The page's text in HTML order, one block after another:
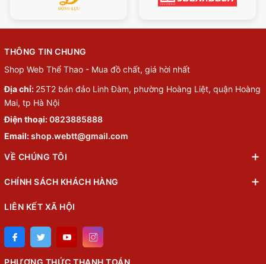
THÔNG TIN CHUNG
Shop Web Thể Thao - Mua đồ chất, giá hời nhất
Địa chỉ: 25T2 bán đảo Linh Đàm, phường Hoàng Liệt, quận Hoàng
Mai, tp Hà Nội
Điện thoại:0823885888
Email:shop.webtt@gmail.com
VỀ CHÚNG TÔI
CHÍNH SÁCH KHÁCH HÀNG
LIÊN KẾT XÃ HỘI
PHƯƠNG THỨC THANH TOÁN